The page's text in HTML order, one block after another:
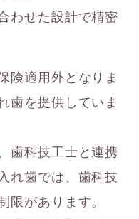
わせた設計で精密
険適用外となりま
歯を提供していま
歯科技工士と連携
れ歯では、歯科技
限があります。